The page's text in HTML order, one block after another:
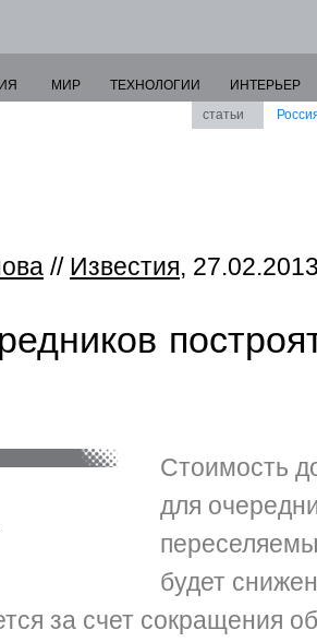
МИР ТЕХНОЛОГИИ
ИНТЕРЬЕР
статьи
// Известия,
Стоимость
для
будет
за счет сокращения